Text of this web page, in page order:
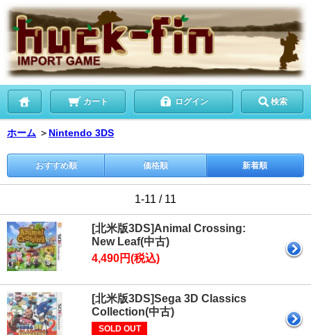
カート ログイン 検索
ホーム ＞ Nintendo 3DS
おすすめ順 価格順 新着順
1-11 / 11
[北米版3DS]Animal Crossing:
New Leaf(中古)
4,490円(税込)
[北米版3DS]Sega 3D Classics
Collection(中古)
SOLD OUT